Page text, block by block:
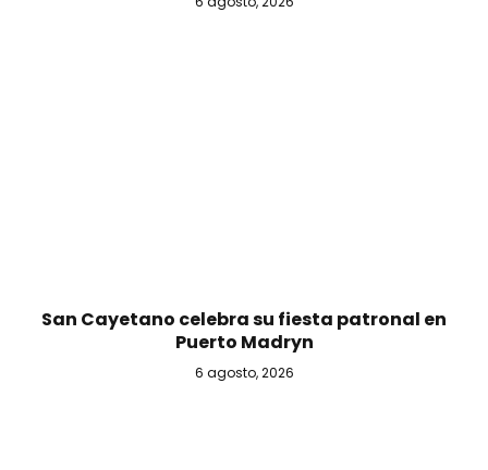
San Cayetano celebra su fiesta patronal en
Puerto Madryn
6 agosto, 2026